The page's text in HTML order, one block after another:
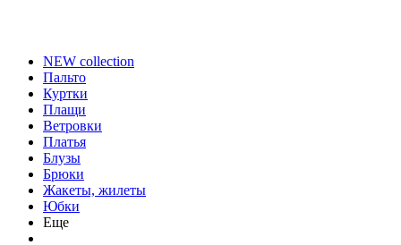
NEW collection
Пальто
Куртки
Плащи
Ветровки
Платья
Блузы
Брюки
Жакеты, жилеты
Юбки
Еще